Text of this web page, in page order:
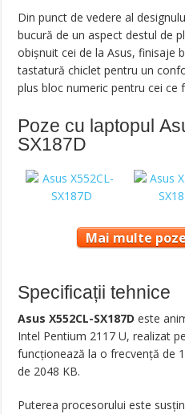
Din punct de vedere al
bucură de un aspect destul de
obișnuit cei de la Asus, finisaje
tastatură chiclet pentru un
plus bloc numeric pentru cei ce
Poze cu laptopul
SX187D
Mai multe
Specificații tehnice
Asus X552CL-SX187D este
Intel Pentium 2117 U, realizat
funcționează la o frecvență de
de 2048 KB.
Puterea procesorului este